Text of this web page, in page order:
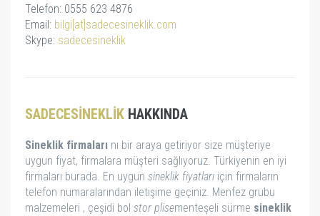
Telefon: 0555 623 4876
Email: bilgi[at]sadecesineklik.com
Skype: sadecesineklik
SADECESINEKLIK HAKKINDA
Sineklik firmaları nı bir araya getiriyor size müşteriye
uygun fiyat, firmalara müşteri sağlıyoruz. Türkiyenin en iyi
firmaları burada. En uygun sineklik fiyatları için firmaların
telefon numaralarından iletişime geçiniz. Menfez grubu
malzemeleri , çeşidi bol stor plisementeşeli sürme sineklik